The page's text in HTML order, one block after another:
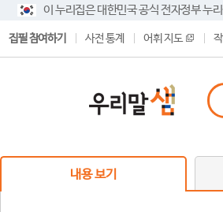
이 누리집은 대한민국 공식 전자정부 누
집필 참여하기 사전 통계 어휘 지도
내용 보기